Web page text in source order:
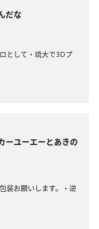
だな
として・琉大で3Dプ
ユーエーとあきの
装お願いします。・逆